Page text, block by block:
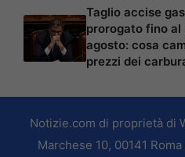
Taglio accise
prorogato fino al
agosto: cosa
prezzi dei
Notizie.com di proprietà di
Marchese 10, 00141